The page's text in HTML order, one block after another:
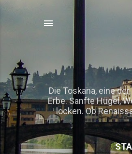
Die Toskana, eine
Erbe. Sanfte Hügel,
locken. Ob